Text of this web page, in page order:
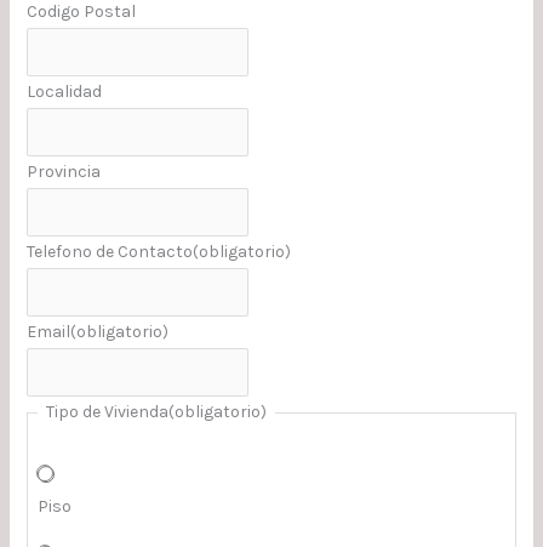
Codigo Postal
Localidad
Provincia
Telefono de Contacto(obligatorio)
Email(obligatorio)
Tipo de Vivienda(obligatorio)
Piso